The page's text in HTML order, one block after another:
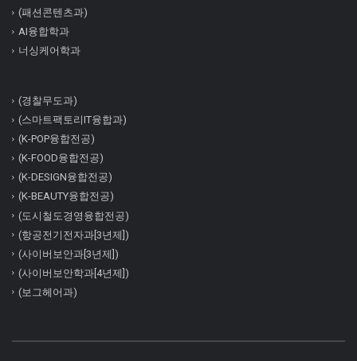
(패션콘텐츠과)
AI융합학과
너싱케어학과
(경찰무도과)
(스마트팩토리IT융합과)
(K-POP융합전공)
(K-FOOD융합전공)
(K-DESIGN융합전공)
(K-BEAUTY융합전공)
(도시철도경영융합전공)
(항공전기전자과[3년제])
(사이버보안과[3년제])
(사이버보안학과[4년제])
(보그헤어과)